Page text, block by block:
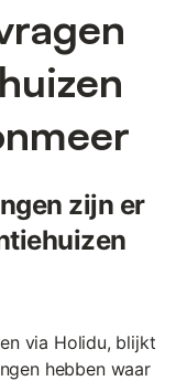
zijn er
via Holidu, blijkt
hebben waar